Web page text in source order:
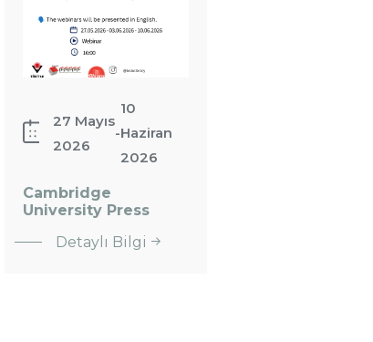
27 Mayıs
2026
-
10
Haziran
2026
Cambridge
University Press
Detaylı Bilgi
:
Cambridge